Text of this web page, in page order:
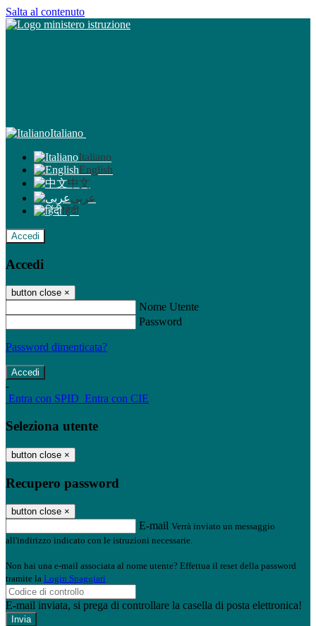
Salta al contenuto
Italiano
Italiano
English
中文
عربى
हिंदी
Accedi
Accedi
button close ×
Nome Utente
Password
Password dimenticata?
-
Entra con SPID Entra con CIE
Seleziona utente
button close ×
Recupero password
button close ×
E-mail Verrà inviato un messaggio
all'indirizzo indicato con le istruzioni necessarie.
Non hai una e-mail associata al nome utente? Effettua il reset della password
tramite la Login Spaggiari
E-mail inviata, si prega di controllare la casella di posta elettronica!